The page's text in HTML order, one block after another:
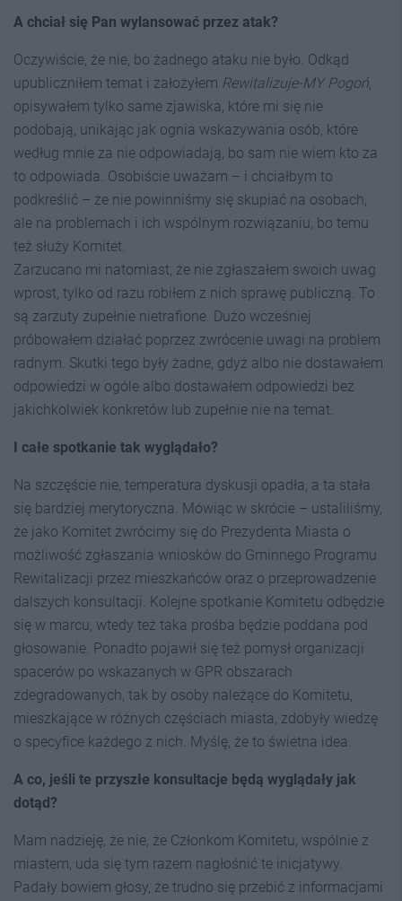
A chciał się Pan wylansować przez atak?
Oczywiście, że nie, bo żadnego ataku nie było. Odkąd
upubliczniłem temat i założyłem Rewitalizuje-MY Pogoń,
opisywałem tylko same zjawiska, które mi się nie
podobają, unikając jak ognia wskazywania osób, które
według mnie za nie odpowiadają, bo sam nie wiem kto za
to odpowiada. Osobiście uważam – i chciałbym to
podkreślić – że nie powinniśmy się skupiać na osobach,
ale na problemach i ich wspólnym rozwiązaniu, bo temu
też służy Komitet.
Zarzucano mi natomiast, że nie zgłaszałem swoich uwag
wprost, tylko od razu robiłem z nich sprawę publiczną. To
są zarzuty zupełnie nietrafione. Dużo wcześniej
próbowałem działać poprzez zwrócenie uwagi na problem
radnym. Skutki tego były żadne, gdyż albo nie dostawałem
odpowiedzi w ogóle albo dostawałem odpowiedzi bez
jakichkolwiek konkretów lub zupełnie nie na temat.
I całe spotkanie tak wyglądało?
Na szczęście nie, temperatura dyskusji opadła, a ta stała
się bardziej merytoryczna. Mówiąc w skrócie – ustaliliśmy,
że jako Komitet zwrócimy się do Prezydenta Miasta o
możliwość zgłaszania wniosków do Gminnego Programu
Rewitalizacji przez mieszkańców oraz o przeprowadzenie
dalszych konsultacji. Kolejne spotkanie Komitetu odbędzie
się w marcu, wtedy też taka prośba będzie poddana pod
głosowanie. Ponadto pojawił się też pomysł organizacji
spacerów po wskazanych w GPR obszarach
zdegradowanych, tak by osoby należące do Komitetu,
mieszkające w różnych częściach miasta, zdobyły wiedzę
o specyfice każdego z nich. Myślę, że to świetna idea.
A co, jeśli te przyszłe konsultacje będą wyglądały jak
dotąd?
Mam nadzieję, że nie, że Członkom Komitetu, wspólnie z
miastem, uda się tym razem nagłośnić te inicjatywy.
Padały bowiem głosy, że trudno się przebić z informacjami